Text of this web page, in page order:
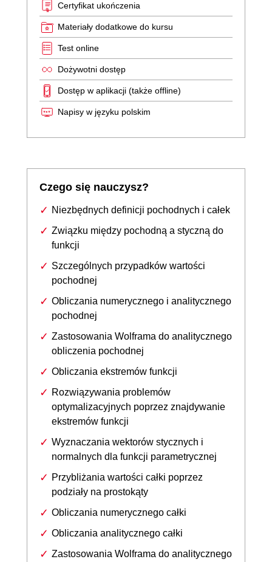
Certyfikat ukończenia
Materiały dodatkowe do kursu
Test online
Dożywotni dostęp
Dostęp w aplikacji (także offline)
Napisy w języku polskim
Czego się nauczysz?
Niezbędnych definicji pochodnych i całek
Związku między pochodną a styczną do
funkcji
Szczególnych przypadków wartości
pochodnej
Obliczania numerycznego i analitycznego
pochodnej
Zastosowania Wolframa do analitycznego
obliczenia pochodnej
Obliczania ekstremów funkcji
Rozwiązywania problemów
optymalizacyjnych poprzez znajdywanie
ekstremów funkcji
Wyznaczania wektorów stycznych i
normalnych dla funkcji parametrycznej
Przybliżania wartości całki poprzez
podziały na prostokąty
Obliczania numerycznego całki
Obliczania analitycznego całki
Zastosowania Wolframa do analitycznego